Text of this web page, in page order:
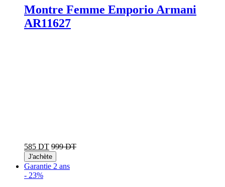
Montre Femme Emporio Armani
AR11627
585 DT 999 DT
J'achète
Garantie 2 ans
- 23%